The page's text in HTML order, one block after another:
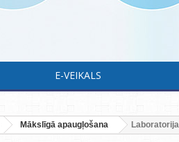
E-VEIKALS
Mākslīgā apaugļošana